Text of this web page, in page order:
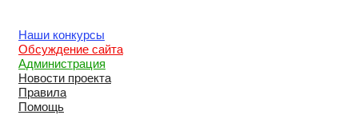
Наши конкурсы
Обсуждение сайта
Администрация
Новости проекта
Правила
Помощь